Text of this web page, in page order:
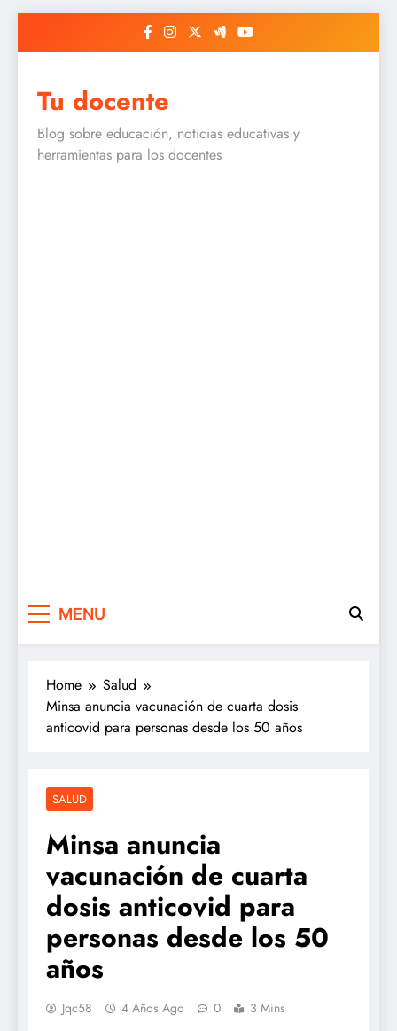
Tu docente
Blog sobre educación, noticias educativas y
herramientas para los docentes
MENU
Home
Salud
Minsa anuncia vacunación de cuarta dosis
anticovid para personas desde los 50 años
SALUD
Minsa anuncia
vacunación de cuarta
dosis anticovid para
personas desde los 50
años
Jqc58 4 Años Ago 0 3 Mins